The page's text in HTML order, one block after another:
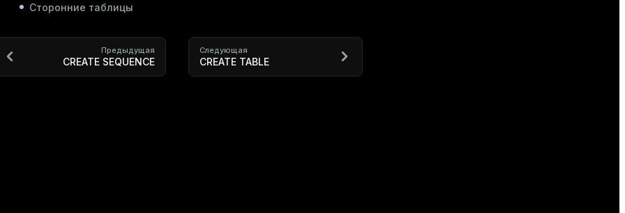
Сторонние таблицы
Предыдущая
CREATE SEQUENCE
Следующая
CREATE TABLE